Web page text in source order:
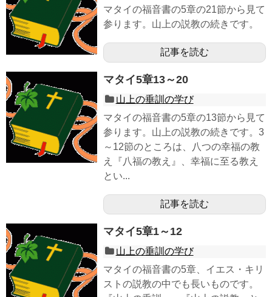
マタイの福音書の5章の21節から見て
参ります。山上の説教の続きです。
記事を読む
マタイ5章13～20
山上の垂訓の学び
マタイの福音書の5章の13節から見て
参ります。山上の説教の続きです。3
～12節のところは、八つの幸福の教
え『八福の教え』、幸福に至る教え
とい...
記事を読む
マタイ5章1～12
山上の垂訓の学び
マタイの福音書の5章、イエス・キリ
ストの説教の中でも長いものです。